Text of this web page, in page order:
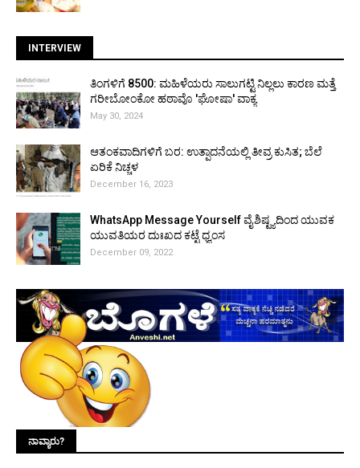
INTERVIEW
ತಿಂಗಳಿಗೆ ₹8500: ಮಹಿಳೆಯರು ಸಾಲುಗಟ್ಟಿ ನಿಲ್ಲಲು ಕಾರಣ ಮತ್ತೆ
ಗರೀಬೋಂಕೋ ಹಠಾವೊ 'ಘೋಷಾ' ವಾಕ್ಯ
May 30, 2024
ಆತಂಕವಾದಿಗಳಿಗೆ ಬರ: ಉತ್ಪಾದನೆಯಲ್ಲಿ ತೀವ್ರ ಕುಸಿತ; ಬೆಲೆ
ಏರಿಕೆ ನಿಚ್ಚಳ
December 16, 2023
WhatsApp Message Yourself ವೈಶಿಷ್ಟ್ಯದಿಂದ ಯುವಕ
ಯುವತಿಯರ ದುಃಖದ ಕಟ್ಟೆ ಧ್ವಂಸ
December 09, 2022
ನಾವ್ಯಾರು?